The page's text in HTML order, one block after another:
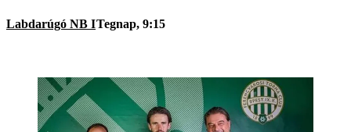
Labdarúgó NB ITegnap, 9:15